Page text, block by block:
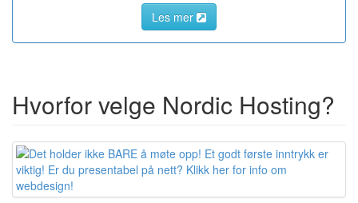
Les mer
Hvorfor velge Nordic Hosting?